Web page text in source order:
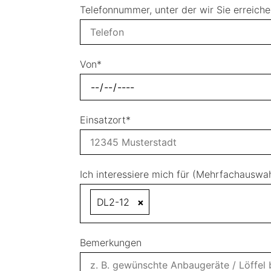
Telefonnummer, unter der wir Sie
Von*
Einsatzort*
Ich interessiere mich für
×
DL2-12
Bemerkungen